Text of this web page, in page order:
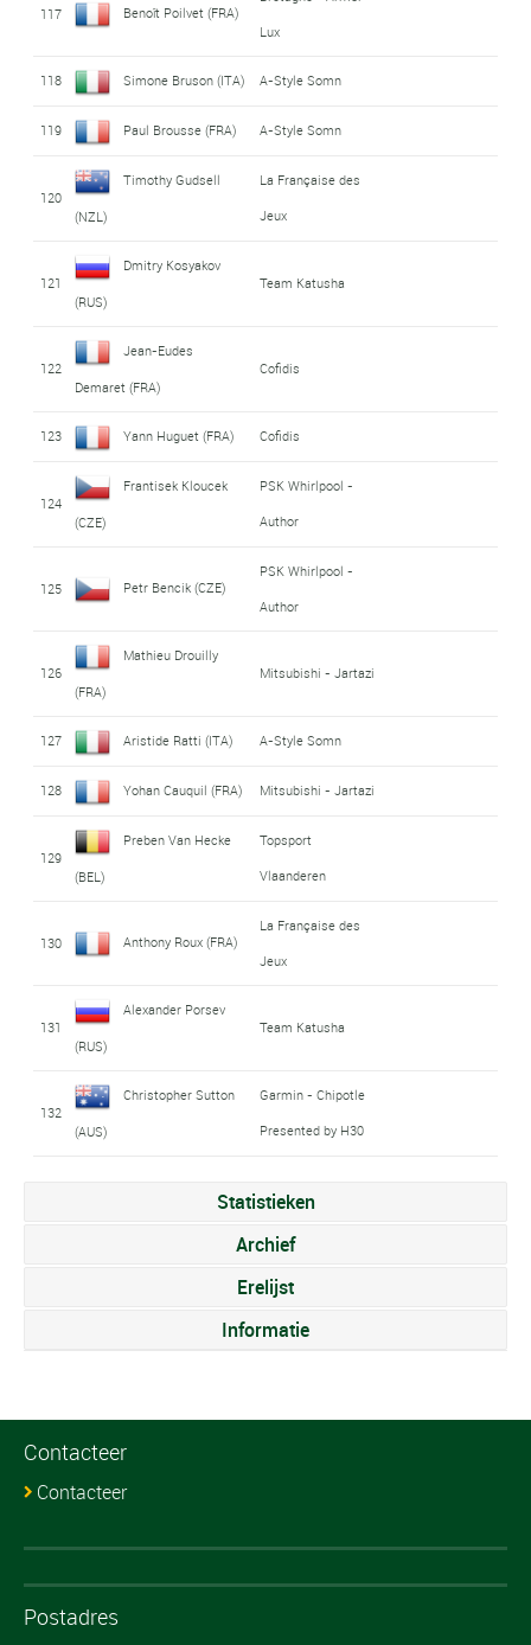
117 Benoît Poilvet (FRA)
Lux
118 Simone Bruson (ITA) A-Style Somn
119 Paul Brousse (FRA) A-Style Somn
120
Timothy Gudsell
(NZL)
La Française des
Jeux
121
Dmitry Kosyakov
(RUS)
Team Katusha
122
Jean-Eudes
Demaret (FRA)
Cofidis
123 Yann Huguet (FRA) Cofidis
124
Frantisek Kloucek
(CZE)
PSK Whirlpool -
Author
125 Petr Bencik (CZE)
PSK Whirlpool -
Author
126
Mathieu Drouilly
(FRA)
Mitsubishi - Jartazi
127 Aristide Ratti (ITA) A-Style Somn
128 Yohan Cauquil (FRA) Mitsubishi - Jartazi
129
Preben Van Hecke
(BEL)
Topsport
Vlaanderen
130 Anthony Roux (FRA)
La Française des
Jeux
131
Alexander Porsev
(RUS)
Team Katusha
132
Christopher Sutton
(AUS)
Garmin - Chipotle
Presented by H30
Statistieken
Archief
Erelijst
Informatie
Contacteer
Contacteer
Postadres